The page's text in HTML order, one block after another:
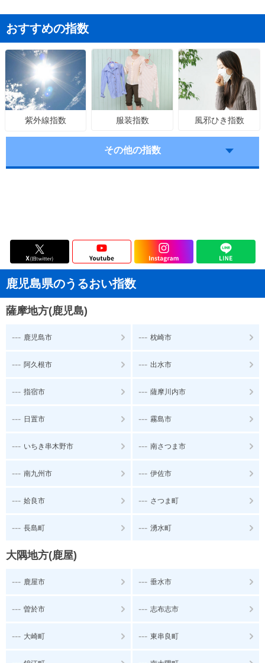
おすすめの指数
紫外線指数 服装指数 風邪ひき指数
その他の指数
鹿児島県のうるおい指数
薩摩地方(鹿児島)
--- 鹿児島市 --- 枕崎市
--- 阿久根市 --- 出水市
--- 指宿市 --- 薩摩川内市
--- 日置市 --- 霧島市
--- いちき串木野市 --- 南さつま市
--- 南九州市 --- 伊佐市
--- 姶良市 --- さつま町
--- 長島町 --- 湧水町
大隅地方(鹿屋)
--- 鹿屋市 --- 垂水市
--- 曽於市 --- 志布志市
--- 大崎町 --- 東串良町